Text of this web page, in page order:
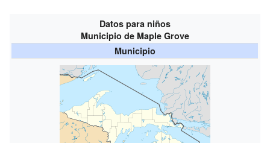
Datos para niños
Municipio de Maple Grove
Municipio